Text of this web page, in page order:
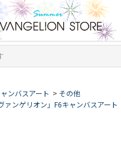
ンバスアート > その他
ァンゲリオン」F6キャンバスアート